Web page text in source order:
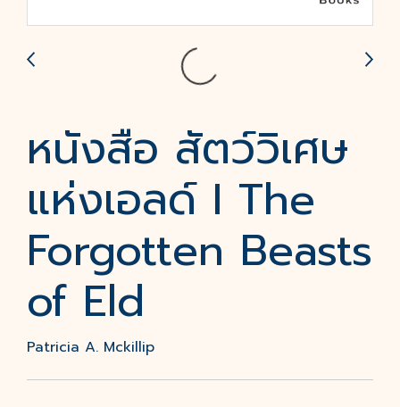
หนังสือ สัตว์วิเศษ
แห่งเอลด์ I The
Forgotten Beasts
of Eld
Patricia A. Mckillip